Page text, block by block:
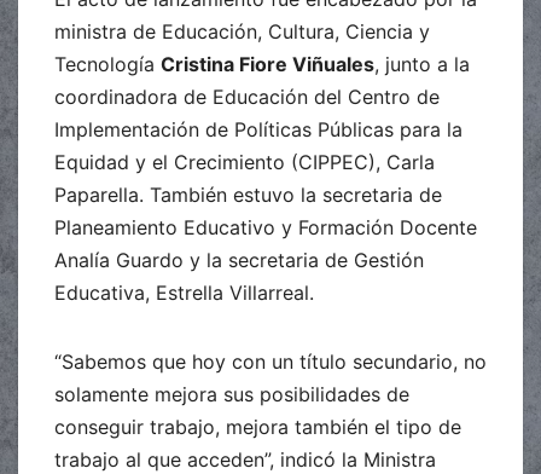
ministra de Educación, Cultura, Ciencia y
Tecnología Cristina Fiore Viñuales, junto a la
coordinadora de Educación del Centro de
Implementación de Políticas Públicas para la
Equidad y el Crecimiento (CIPPEC), Carla
Paparella. También estuvo la secretaria de
Planeamiento Educativo y Formación Docente
Analía Guardo y la secretaria de Gestión
Educativa, Estrella Villarreal.
“Sabemos que hoy con un título secundario, no
solamente mejora sus posibilidades de
conseguir trabajo, mejora también el tipo de
trabajo al que acceden”, indicó la Ministra